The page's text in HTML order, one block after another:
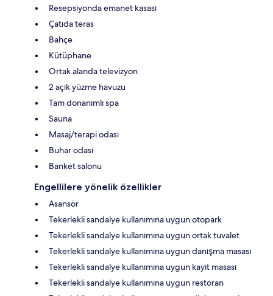
Resepsiyonda emanet kasası
Çatıda teras
Bahçe
Kütüphane
Ortak alanda televizyon
2 açık yüzme havuzu
Tam donanımlı spa
Sauna
Masaj/terapi odası
Buhar odası
Banket salonu
Engellilere yönelik özellikler
Asansör
Tekerlekli sandalye kullanımına uygun otopark
Tekerlekli sandalye kullanımına uygun ortak tuvalet
Tekerlekli sandalye kullanımına uygun danışma masası
Tekerlekli sandalye kullanımına uygun kayıt masası
Tekerlekli sandalye kullanımına uygun restoran